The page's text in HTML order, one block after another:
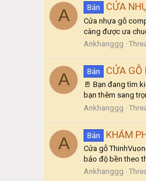
A Bán CỬA
Cửa nhựa gỗ
càng được ưa
Ankhanggg
A Bán CỬA GỖ
🚪 Bạn đang tìm
bạn thêm sang
Ankhanggg
A Bán KHÁM
Cửa gỗ
bảo độ bền theo
Ankhanggg